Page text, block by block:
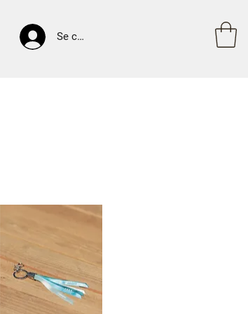
Se connecter